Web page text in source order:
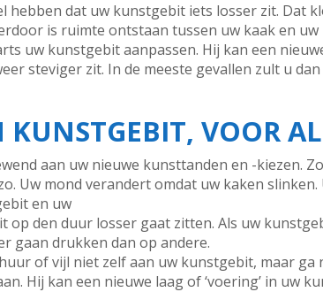
hebben dat uw kunstgebit iets losser zit. Dat
is ruimte ontstaan tussen uw kaak en
uw kunstgebit aanpassen. Hij kan een
steviger zit. In de meeste gevallen zult u
VOOR
aan uw nieuwe kunsttanden en -kiezen.
Uw mond verandert omdat uw kaken
en uw
op den duur losser gaat zitten. Als uw
gaan drukken dan op andere.
of vijl niet zelf aan uw kunstgebit, maar ga
Hij kan een nieuwe laag of ‘voering’ in uw